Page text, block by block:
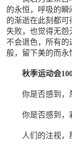
的永恒，呼吸的瞬
的渐逝在此刻都
失败，也觉得无怨
不会退色，所有
般，留下美的而永
秋季运动会
你是否感到，
你是否感到，
人们的注视，